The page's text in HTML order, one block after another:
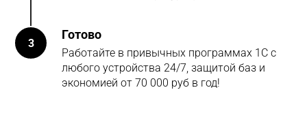
3
Готово
Работайте в привычных программах 1С с
любого устройства 24/7, защитой баз и
экономией от 70 000 руб в год!